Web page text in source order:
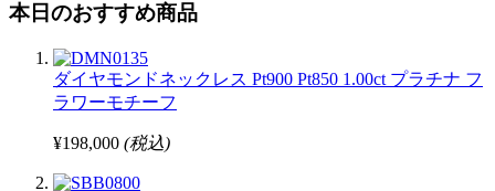
本日のおすすめ商品
ダイヤモンドネックレス Pt900 Pt850 1.00ct プラチナ フ
ラワーモチーフ
¥198,000 (税込)